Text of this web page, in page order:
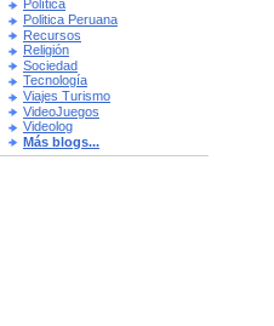
Política
Politica Peruana
Recursos
Religión
Sociedad
Tecnología
Viajes Turismo
VideoJuegos
Videolog
Más blogs...